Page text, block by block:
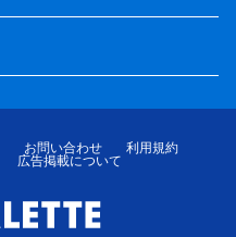
お問い合わせ
利用規約
広告掲載について